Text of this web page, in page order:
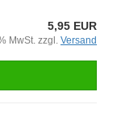
5,95 EUR
MwSt. zzgl. Versand